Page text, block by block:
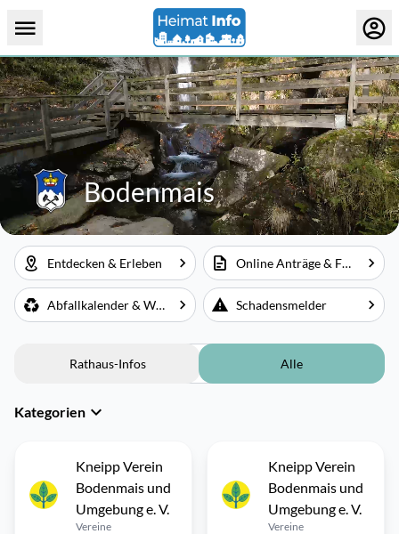
Bodenmais
Entdecken & Erleben Online Anträge & Formulare
Abfallkalender & Wertstoffhof Schadensmelder
Rathaus-Infos Alle
Kategorien
Kneipp Verein
Bodenmais und
Umgebung e. V.
Vereine
Kneipp Verein
Bodenmais und
Umgebung e. V.
Vereine